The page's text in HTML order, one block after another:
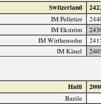
Switzerland
IM Pelletier
IM Ekström
IM Wirthensohn
IM Känel
Haiti
Bazile